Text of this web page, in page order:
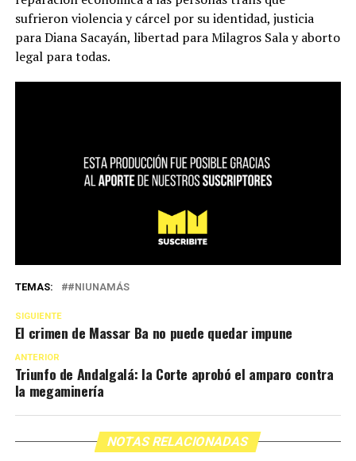
sufrieron violencia y cárcel por su identidad, justicia
para Diana Sacayán, libertad para Milagros Sala y aborto
legal para todas.
TEMAS: #NIUNAMÁS
SIGUIENTE
El crimen de Massar Ba no puede quedar impune
ANTERIOR
Triunfo de Andalgalá: la Corte aprobó el amparo contra
la megaminería
NOTAS RELACIONADAS